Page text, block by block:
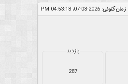
زمان کنونی: 2026-08-07، 04:53:18 PM
بازدید
287